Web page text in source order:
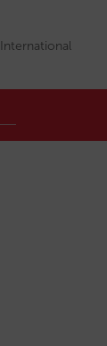
International